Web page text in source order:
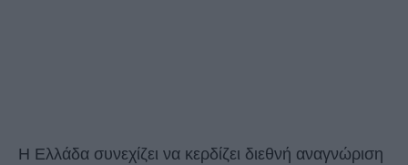
Η Ελλάδα συνεχίζει να κερδίζει διεθνή αναγνώριση